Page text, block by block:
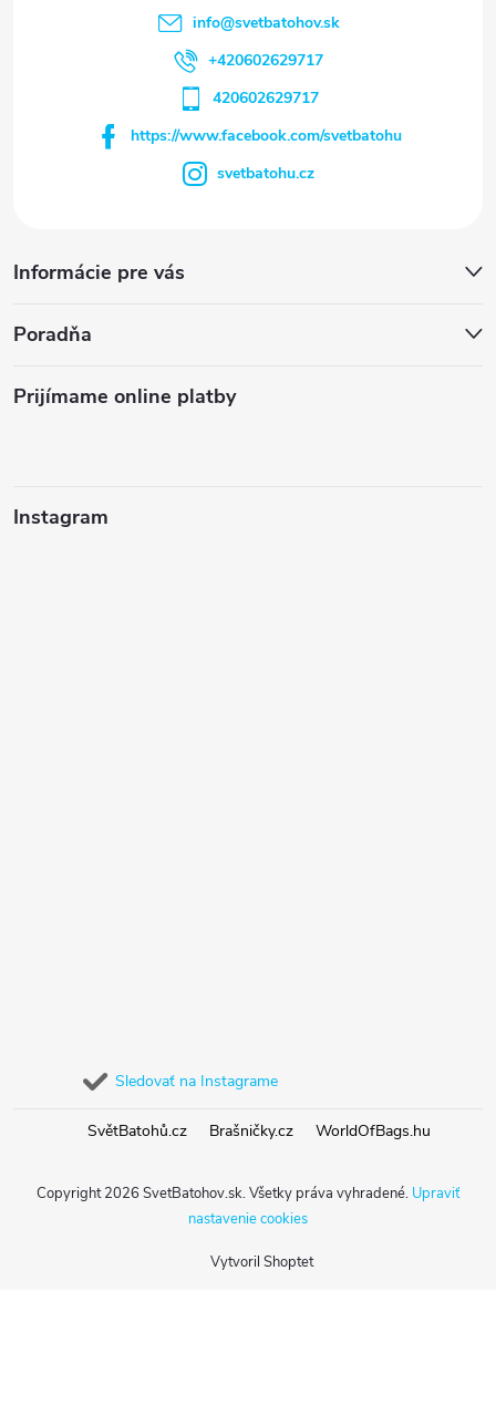
info@svetbatohov.sk
+420602629717
420602629717
https://www.facebook.com/svetbatohu
svetbatohu.cz
Informácie pre vás
Poradňa
Prijímame online platby
Instagram
Sledovať na Instagrame
SvětBatohů.cz Brašničky.cz WorldOfBags.hu
Vytvoril Shoptet
Copyright 2026 SvetBatohov.sk. Všetky práva vyhradené. Upraviť
nastavenie cookies